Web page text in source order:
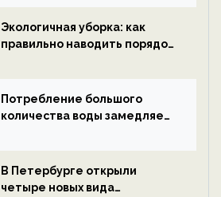
ECOportal
Экологичная уборка: как
правильно наводить порядок
Потребление большого
количества воды замедляет
В Петербурге открыли
четыре новых вида